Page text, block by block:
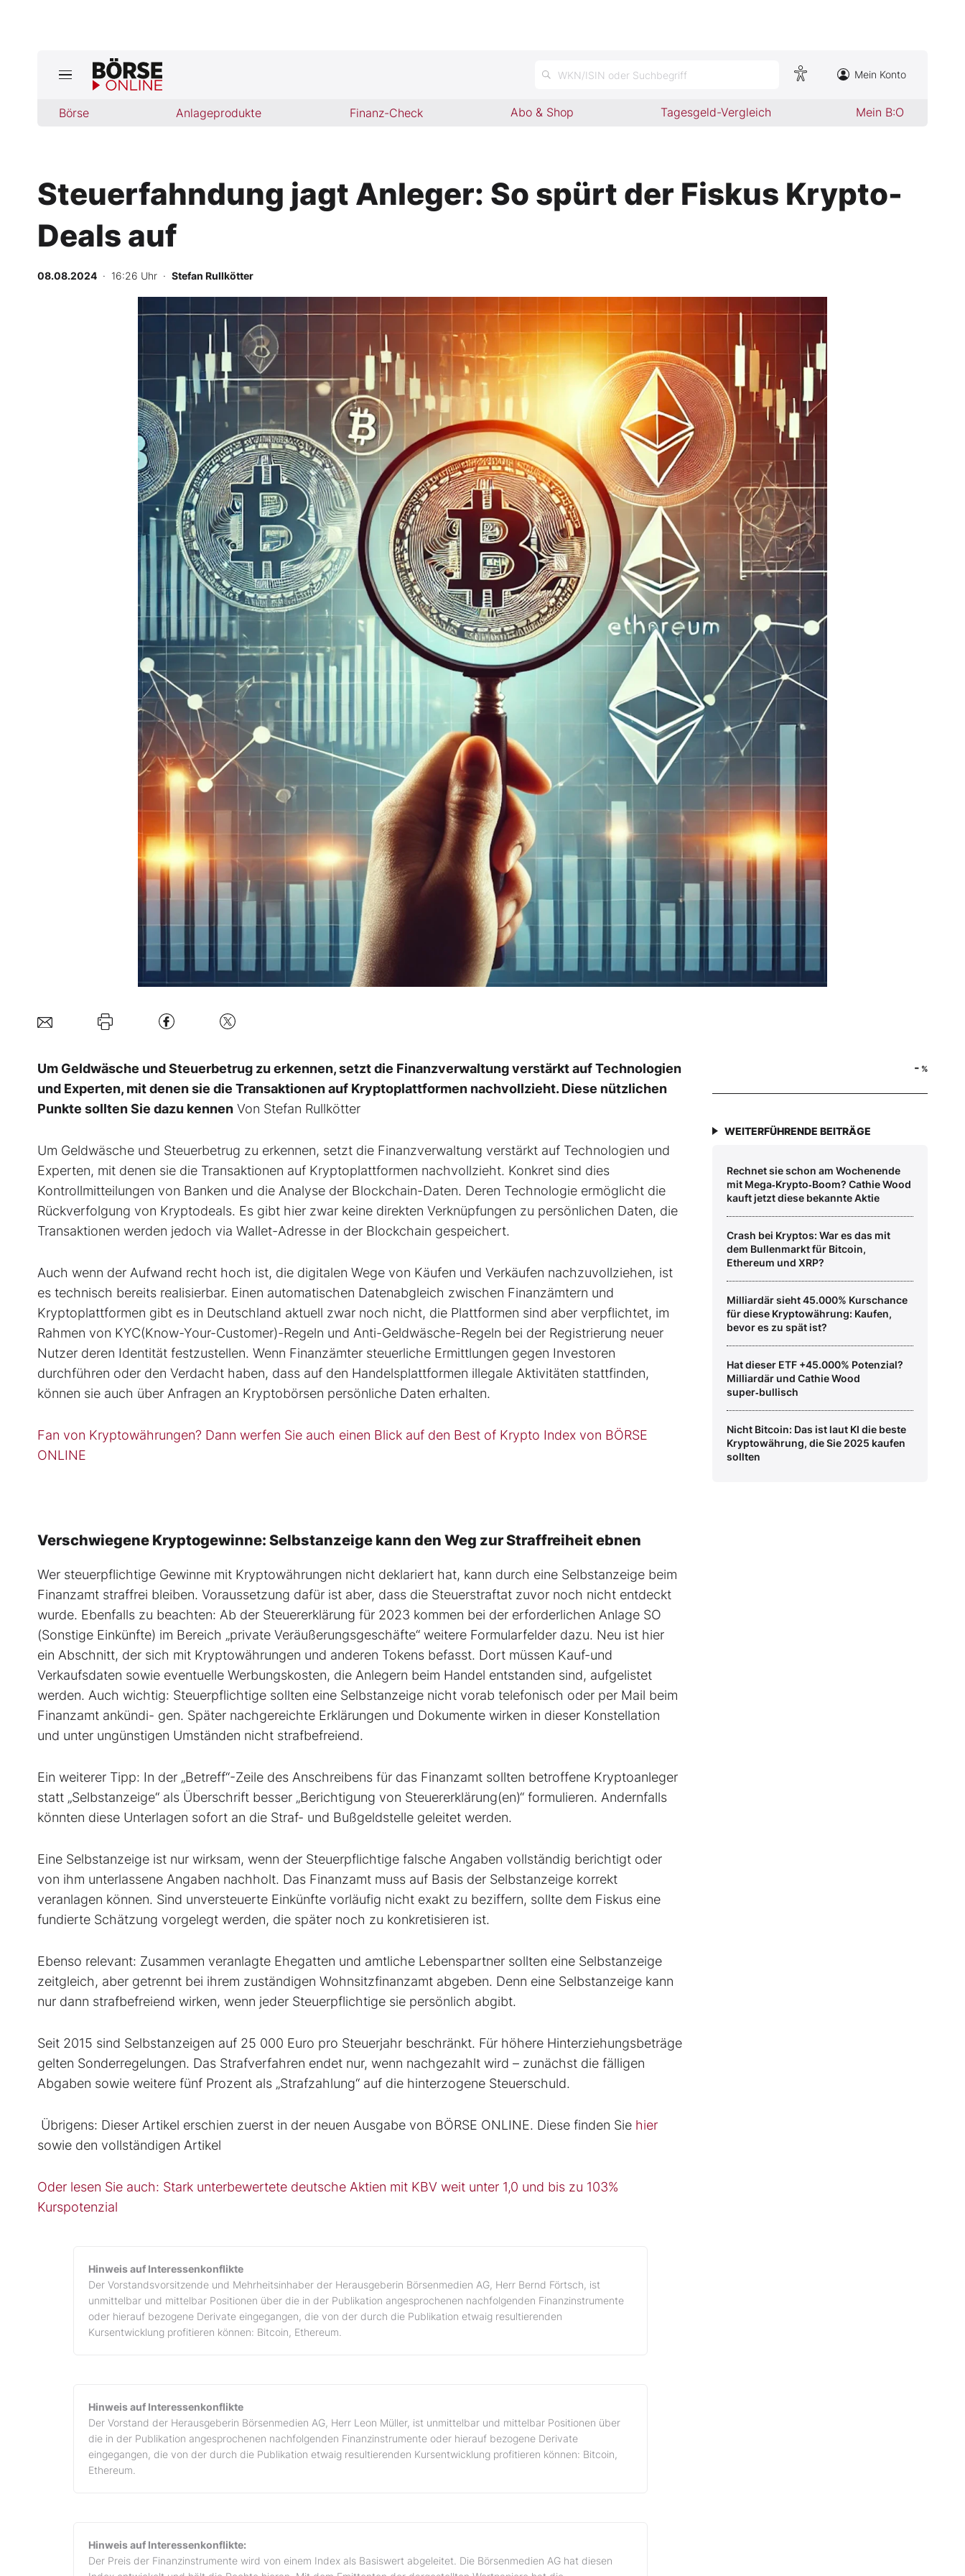
WKN/ISIN oder Suchbegriff Mein Konto
Börse Anlageprodukte Finanz-Check Abo & Shop Tagesgeld-Vergleich Mein B:O
Jetzt aktuelle Ausgabe BÖRSE ONLINE lesen
Anlageprodukte
Finanz-Check
Mein B:O
Mein Konto
Folgen Sie uns
Kontakt
Steuerfahndung jagt Anleger: So spürt der Fiskus Krypto-
Deals auf
08.08.2024 · 16:26 Uhr · Stefan Rullkötter
-%
Um Geldwäsche und Steuerbetrug zu erkennen, setzt die Finanzverwaltung verstärkt auf Technologien
und Experten, mit denen sie die Transaktionen auf Kryptoplattformen nachvollzieht. Diese nützlichen
Punkte sollten Sie dazu kennen Von Stefan Rullkötter
Um Geldwäsche und Steuerbetrug zu erkennen, setzt die Finanzverwaltung verstärkt auf Technologien und
Experten, mit denen sie die Transaktionen auf Kryptoplattformen nachvollzieht. Konkret sind dies
Kontrollmitteilungen von Banken und die Analyse der Blockchain-Daten. Deren Technologie ermöglicht die
Rückverfolgung von Kryptodeals. Es gibt hier zwar keine direkten Verknüpfungen zu persönlichen Daten, die
Transaktionen werden jedoch via Wallet-Adresse in der Blockchain gespeichert.
Auch wenn der Aufwand recht hoch ist, die digitalen Wege von Käufen und Verkäufen nachzuvollziehen, ist
es technisch bereits realisierbar. Einen automatischen Datenabgleich zwischen Finanzämtern und
Kryptoplattformen gibt es in Deutschland aktuell zwar noch nicht, die Plattformen sind aber verpflichtet, im
Rahmen von KYC(Know-Your-Customer)-Regeln und Anti-Geldwäsche-Regeln bei der Registrierung neuer
Nutzer deren Identität festzustellen. Wenn Finanzämter steuerliche Ermittlungen gegen Investoren
durchführen oder den Verdacht haben, dass auf den Handelsplattformen illegale Aktivitäten stattfinden,
können sie auch über Anfragen an Kryptobörsen persönliche Daten erhalten.
Fan von Kryptowährungen? Dann werfen Sie auch einen Blick auf den Best of Krypto Index von BÖRSE
ONLINE
Verschwiegene Kryptogewinne: Selbstanzeige kann den Weg zur Straffreiheit ebnen
Wer steuerpflichtige Gewinne mit Kryptowährungen nicht deklariert hat, kann durch eine Selbstanzeige beim
Finanzamt straffrei bleiben. Voraussetzung dafür ist aber, dass die Steuerstraftat zuvor noch nicht entdeckt
wurde. Ebenfalls zu beachten: Ab der Steuererklärung für 2023 kommen bei der erforderlichen Anlage SO
(Sonstige Einkünfte) im Bereich „private Veräußerungsgeschäfte“ weitere Formularfelder dazu. Neu ist hier
ein Abschnitt, der sich mit Kryptowährungen und anderen Tokens befasst. Dort müssen Kauf-und
Verkaufsdaten sowie eventuelle Werbungskosten, die Anlegern beim Handel entstanden sind, aufgelistet
werden. Auch wichtig: Steuerpflichtige sollten eine Selbstanzeige nicht vorab telefonisch oder per Mail beim
Finanzamt ankündi- gen. Später nachgereichte Erklärungen und Dokumente wirken in dieser Konstellation
und unter ungünstigen Umständen nicht strafbefreiend.
Ein weiterer Tipp: In der „Betreff“-Zeile des Anschreibens für das Finanzamt sollten betroffene Kryptoanleger
statt „Selbstanzeige“ als Überschrift besser „Berichtigung von Steuererklärung(en)“ formulieren. Andernfalls
könnten diese Unterlagen sofort an die Straf- und Bußgeldstelle geleitet werden.
Eine Selbstanzeige ist nur wirksam, wenn der Steuerpflichtige falsche Angaben vollständig berichtigt oder
von ihm unterlassene Angaben nachholt. Das Finanzamt muss auf Basis der Selbstanzeige korrekt
veranlagen können. Sind unversteuerte Einkünfte vorläufig nicht exakt zu beziffern, sollte dem Fiskus eine
fundierte Schätzung vorgelegt werden, die später noch zu konkretisieren ist.
Ebenso relevant: Zusammen veranlagte Ehegatten und amtliche Lebenspartner sollten eine Selbstanzeige
zeitgleich, aber getrennt bei ihrem zuständigen Wohnsitzfinanzamt abgeben. Denn eine Selbstanzeige kann
nur dann strafbefreiend wirken, wenn jeder Steuerpflichtige sie persönlich abgibt.
Seit 2015 sind Selbstanzeigen auf 25 000 Euro pro Steuerjahr beschränkt. Für höhere Hinterziehungsbeträge
gelten Sonderregelungen. Das Strafverfahren endet nur, wenn nachgezahlt wird – zunächst die fälligen
Abgaben sowie weitere fünf Prozent als „Strafzahlung“ auf die hinterzogene Steuerschuld.
Übrigens: Dieser Artikel erschien zuerst in der neuen Ausgabe von BÖRSE ONLINE. Diese finden Sie hier
sowie den vollständigen Artikel
Oder lesen Sie auch: Stark unterbewertete deutsche Aktien mit KBV weit unter 1,0 und bis zu 103%
Kurspotenzial
Hinweis auf Interessenkonflikte
Der Vorstandsvorsitzende und Mehrheitsinhaber der Herausgeberin Börsenmedien AG, Herr Bernd Förtsch, ist
unmittelbar und mittelbar Positionen über die in der Publikation angesprochenen nachfolgenden Finanzinstrumente
oder hierauf bezogene Derivate eingegangen, die von der durch die Publikation etwaig resultierenden
Kursentwicklung profitieren können: Bitcoin, Ethereum.
Hinweis auf Interessenkonflikte
Der Vorstand der Herausgeberin Börsenmedien AG, Herr Leon Müller, ist unmittelbar und mittelbar Positionen über
die in der Publikation angesprochenen nachfolgenden Finanzinstrumente oder hierauf bezogene Derivate
eingegangen, die von der durch die Publikation etwaig resultierenden Kursentwicklung profitieren können: Bitcoin,
Ethereum.
Hinweis auf Interessenkonflikte:
Der Preis der Finanzinstrumente wird von einem Index als Basiswert abgeleitet. Die Börsenmedien AG hat diesen
- %
WEITERFÜHRENDE BEITRÄGE
Rechnet sie schon am Wochenende
mit Mega‑Krypto‑Boom? Cathie Wood
kauft jetzt diese bekannte Aktie
Crash bei Kryptos: War es das mit
dem Bullenmarkt für Bitcoin,
Ethereum und XRP?
Milliardär sieht 45.000% Kurschance
für diese Kryptowährung: Kaufen,
bevor es zu spät ist?
Hat dieser ETF +45.000% Potenzial?
Milliardär und Cathie Wood
super‑bullisch
Nicht Bitcoin: Das ist laut KI die beste
Kryptowährung, die Sie 2025 kaufen
sollten